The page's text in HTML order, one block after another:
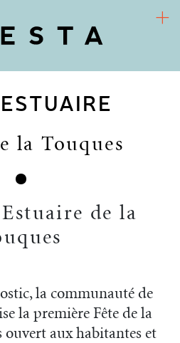
CULTUREL
ACTION
la Touques
de la
la communauté de
la première Fête de la
ouvert aux habitantes et